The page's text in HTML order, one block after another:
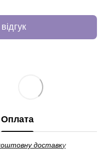
Оплата
доставку